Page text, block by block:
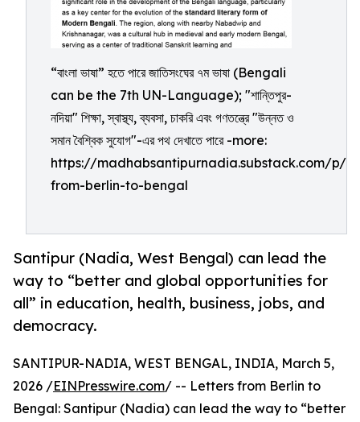
“বাংলা ভাষা” হতে পারে জাতিসংঘের ৭ম ভাষা (Bengali
can be the 7th UN-Language); "শান্তিপুর-
নদিয়া" শিক্ষা, স্বাস্থ্য, ব্যবসা, চাকরি এবং গণতন্ত্রে "উন্নত ও
সমান বৈশ্বিক সুযোগ"-এর পথ দেখাতে পারে -more:
https://madhabsantipurnadia.substack.com/p/
from-berlin-to-bengal
Santipur (Nadia, West Bengal) can lead the
way to “better and global opportunities for
all” in education, health, business, jobs, and
democracy.
SANTIPUR-NADIA, WEST BENGAL, INDIA, March 5,
2026 /EINPresswire.com/ -- Letters from Berlin to
Bengal: Santipur (Nadia) can lead the way to “better